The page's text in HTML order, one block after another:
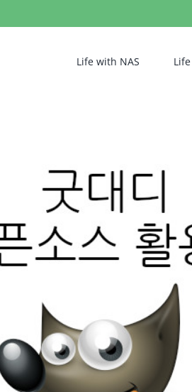
Life with NAS